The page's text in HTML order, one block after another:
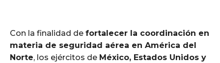
Con la finalidad de fortalecer la coordinación en
materia de seguridad aérea en América del
Norte, los ejércitos de México, Estados Unidos y